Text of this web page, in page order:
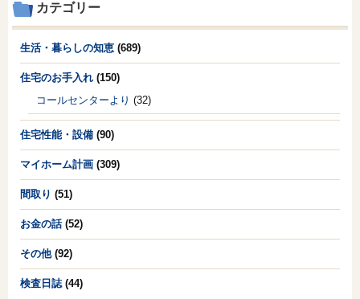
カテゴリー
生活・暮らしの知恵 (689)
住宅のお手入れ (150)
コールセンターより (32)
住宅性能・設備 (90)
マイホーム計画 (309)
間取り (51)
お金の話(52)
その他(92)
検査日誌(44)